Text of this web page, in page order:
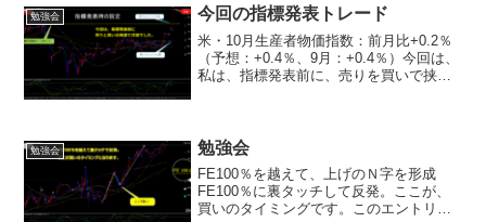
の判断ができるようになり...
勉強会 今回の指標発表トレード
米・10月生産者物価指数：前月比+0.2％
（予想：+0.4％、9月：+0.4％）今回は、
私は、指標発表前に、売りを買いで挟ん
定。買い...
勉強会 勉強会
FE100％を越えて、上げのＮ字を形成
FE100％に裏タッチして反発。ここが、
買いのタイミングです。このエントリー